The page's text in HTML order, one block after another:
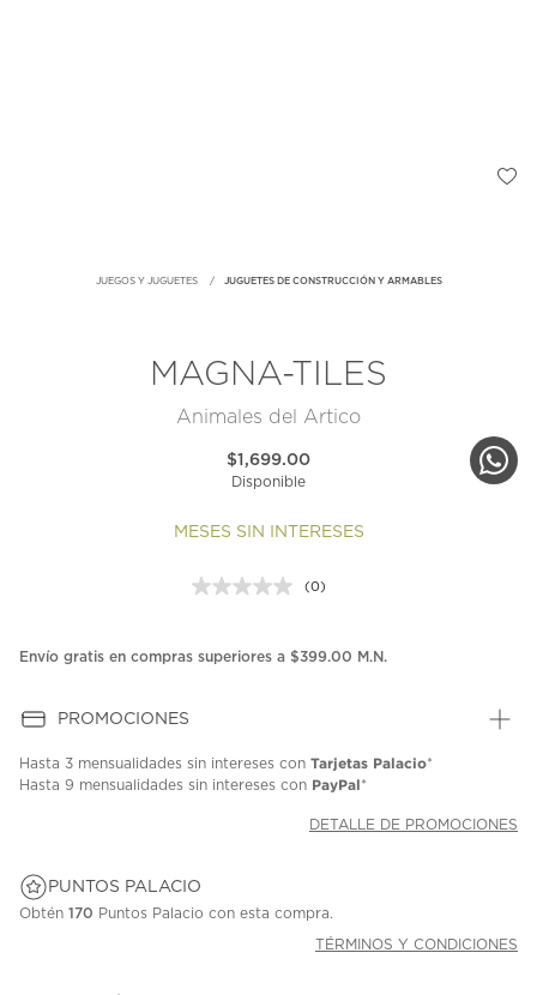
JUEGOS Y JUGUETES JUGUETES DE CONSTRUCCIÓN Y ARMABLES
MAGNA-TILES
Animales del Artico
$1,699.00
Disponible
MESES SIN INTERESES
Sin
en
(0)
Envío gratis en compras superiores a $399.00 M.N.
PROMOCIONES
Hasta 3 mensualidades sin intereses con Tarjetas Palacio*
Hasta 9 mensualidades sin intereses con PayPal*
DETALLE DE PROMOCIONES
PUNTOS PALACIO
Obtén 170 Puntos Palacio con esta compra.
TÉRMINOS Y CONDICIONES